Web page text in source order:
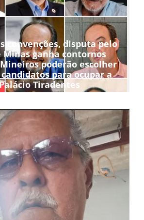
convenções, disputa pelo
Minas ganha contornos
poderão escolher
para ocupar a
Tiradentes